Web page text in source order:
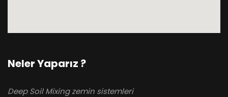
Neler Yaparız ?
Deep Soil Mixing zemin sistemleri